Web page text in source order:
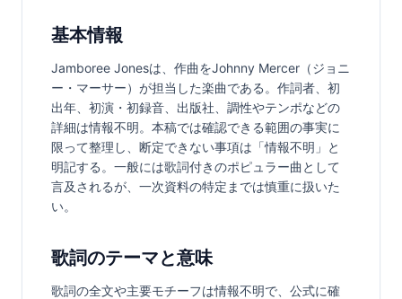
基本情報
Jamboree Jonesは、作曲をJohnny Mercer（ジョニ
ー・マーサー）が担当した楽曲である。作詞者、初
出年、初演・初録音、出版社、調性やテンポなどの
詳細は情報不明。本稿では確認できる範囲の事実に
限って整理し、断定できない事項は「情報不明」と
明記する。一般には歌詞付きのポピュラー曲として
言及されるが、一次資料の特定までは慎重に扱いた
い。
歌詞のテーマと意味
歌詞の全文や主要モチーフは情報不明で、公式に確